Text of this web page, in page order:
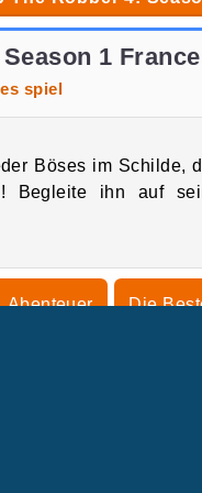
1 France
spiel
Böses im Schilde,
Begleite ihn auf
viel kannst du in
Abenteuer Die